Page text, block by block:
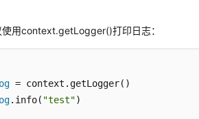
使用context.getLogger()打印日志：
.info( "test")